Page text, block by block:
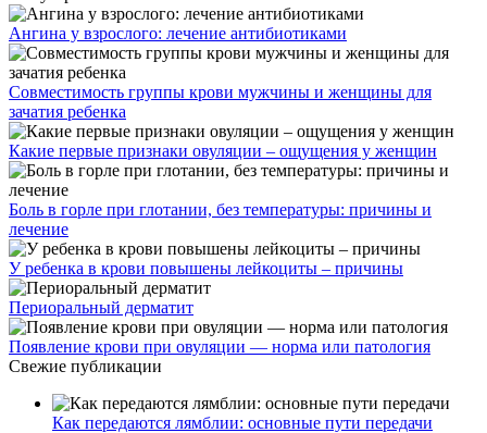
Ангина у взрослого: лечение антибиотиками
Совместимость группы крови мужчины и женщины для
зачатия ребенка
Какие первые признаки овуляции – ощущения у женщин
Боль в горле при глотании, без температуры: причины и
лечение
У ребенка в крови повышены лейкоциты – причины
Периоральный дерматит
Появление крови при овуляции — норма или патология
Свежие публикации
Как передаются лямблии: основные пути передачи